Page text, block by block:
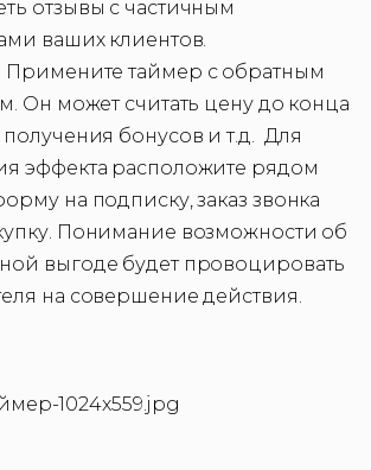
отзывы с частичным
ваших клиентов.
Примените таймер с обратным
Он может считать цену до конца
получения бонусов и т.д. Для
эффекта расположите рядом
на подписку, заказ звонка
Понимание возможности об
выгоде будет провоцировать
на совершение действия.